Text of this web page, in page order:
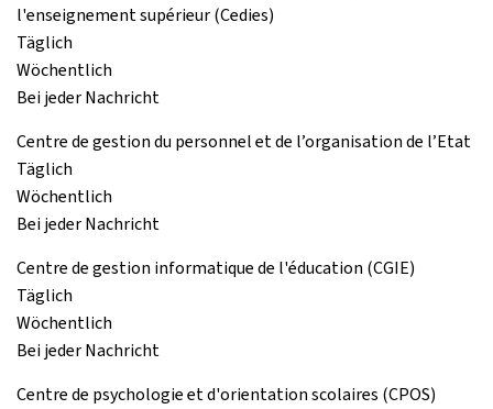
l'enseignement supérieur (Cedies)
Täglich
Wöchentlich
Bei jeder Nachricht
Centre de gestion du personnel et de l’organisation de l’Etat
Täglich
Wöchentlich
Bei jeder Nachricht
Centre de gestion informatique de l'éducation (CGIE)
Täglich
Wöchentlich
Bei jeder Nachricht
Centre de psychologie et d'orientation scolaires (CPOS)